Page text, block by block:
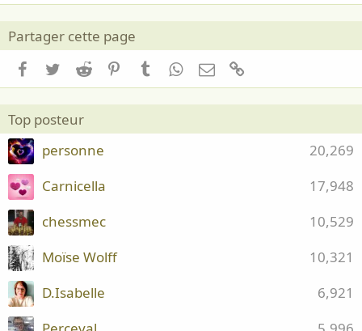
Partager cette page
Facebook
TwitterReddit PinterestTumblrWhatsApp
Email
Top posteur
20,269
personne
17,948
Carnicella
10,529
chessmec
10,321
Moïse Wolff
6,921
D.Isabelle